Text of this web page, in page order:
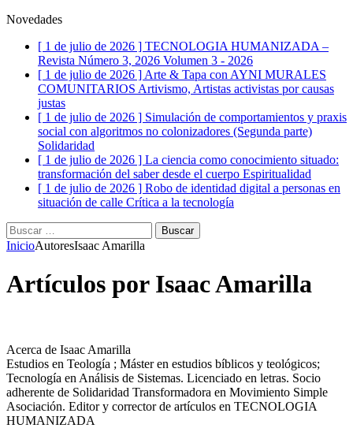
Novedades
[ 1 de julio de 2026 ] TECNOLOGIA HUMANIZADA –
Revista Número 3, 2026 Volumen 3 - 2026
[ 1 de julio de 2026 ] Arte & Tapa con AYNI MURALES
COMUNITARIOS Artivismo, Artistas activistas por causas
justas
[ 1 de julio de 2026 ] Simulación de comportamientos y praxis
social con algoritmos no colonizadores (Segunda parte)
Solidaridad
[ 1 de julio de 2026 ] La ciencia como conocimiento situado:
transformación del saber desde el cuerpo Espiritualidad
[ 1 de julio de 2026 ] Robo de identidad digital a personas en
situación de calle Crítica a la tecnología
Buscar:
InicioAutoresIsaac Amarilla
Artículos por Isaac Amarilla
Acerca de Isaac Amarilla
Estudios en Teología ; Máster en estudios bíblicos y teológicos;
Tecnología en Análisis de Sistemas. Licenciado en letras. Socio
adherente de Solidaridad Transformadora en Movimiento Simple
Asociación. Editor y corrector de artículos en TECNOLOGIA
HUMANIZADA